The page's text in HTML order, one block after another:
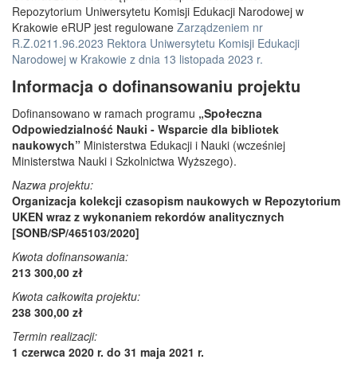
Repozytorium Uniwersytetu Komisji Edukacji Narodowej w
Krakowie eRUP jest regulowane Zarządzeniem nr
R.Z.0211.96.2023 Rektora Uniwersytetu Komisji Edukacji
Narodowej w Krakowie z dnia 13 listopada 2023 r.
Informacja o dofinansowaniu projektu
Dofinansowano w ramach programu „Społeczna
Odpowiedzialność Nauki - Wsparcie dla bibliotek
naukowych” Ministerstwa Edukacji i Nauki (wcześniej
Ministerstwa Nauki i Szkolnictwa Wyższego).
Nazwa projektu:
Organizacja kolekcji czasopism naukowych w Repozytorium
UKEN wraz z wykonaniem rekordów analitycznych
[SONB/SP/465103/2020]
Kwota dofinansowania:
213 300,00 zł
Kwota całkowita projektu:
238 300,00 zł
Termin realizacji:
1 czerwca 2020 r. do 31 maja 2021 r.